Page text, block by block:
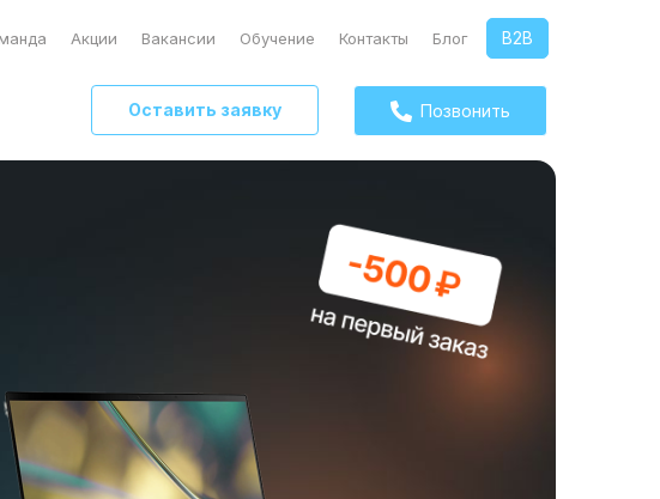
Акции Вакансии Обучение Контакты Блог B2B
Оставить заявку Позвонить